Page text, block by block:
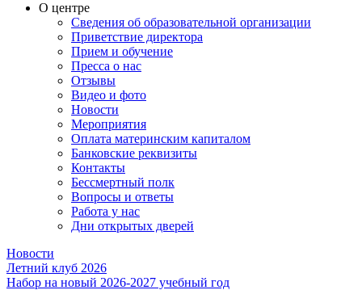
О центре
Сведения об образовательной организации
Приветствие директора
Прием и обучение
Пресса о нас
Отзывы
Видео и фото
Новости
Мероприятия
Оплата материнским капиталом
Банковские реквизиты
Контакты
Бессмертный полк
Вопросы и ответы
Работа у нас
Дни открытых дверей
Новости
Летний клуб 2026
Набор на новый 2026-2027 учебный год